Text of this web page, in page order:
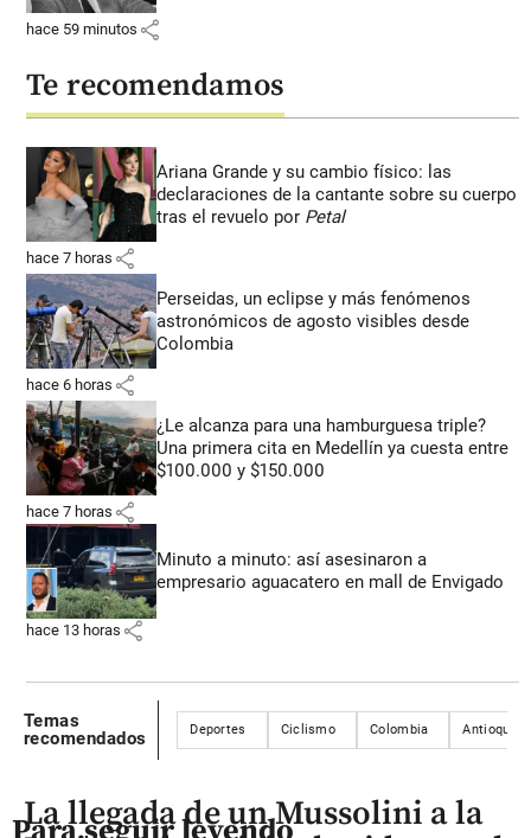
hace 59 minutos share
Te recomendamos
Ariana Grande y su cambio físico: las
declaraciones de la cantante sobre su cuerpo
tras el revuelo por Petal
hace 7 horas share
Perseidas, un eclipse y más fenómenos
astronómicos de agosto visibles desde
Colombia
hace 6 horas share
¿Le alcanza para una hamburguesa triple?
Una primera cita en Medellín ya cuesta entre
$100.000 y $150.000
hace 7 horas share
Minuto a minuto: así asesinaron a
empresario aguacatero en mall de Envigado
hace 13 horas share
Temas
recomendados
Deportes Ciclismo Colombia Antioquia
La llegada de un Mussolini a la